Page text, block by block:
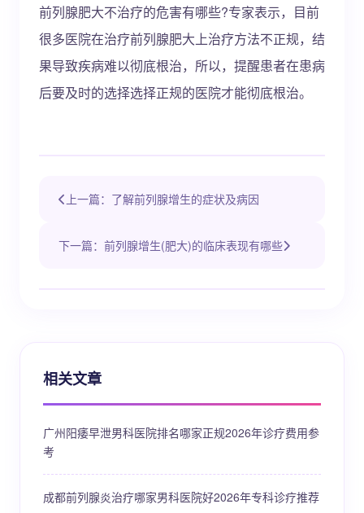
前列腺肥大不治疗的危害有哪些?专家表示，目前
很多医院在治疗前列腺肥大上治疗方法不正规，结
果导致疾病难以彻底根治，所以，提醒患者在患病
后要及时的选择选择正规的医院才能彻底根治。
上一篇：了解前列腺增生的症状及病因
下一篇：前列腺增生(肥大)的临床表现有哪些
相关文章
广州阳痿早泄男科医院排名哪家正规2026年诊疗费用参
考
成都前列腺炎治疗哪家男科医院好2026年专科诊疗推荐